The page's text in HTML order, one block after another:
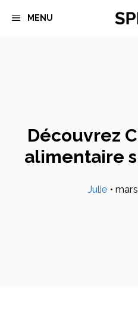
MENU
Découvrez
alimentaire
Julie •